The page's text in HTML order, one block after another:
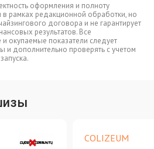
оформления и полноту
рамках редакционной обработки, но
договора и не гарантирует
результатов. Все
окупаемые показатели следует
и дополнительно проверять с учетом
COLIZEUM